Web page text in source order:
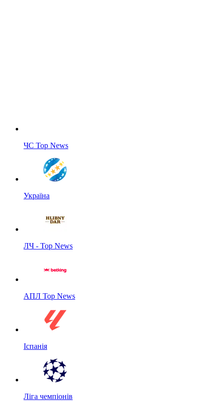
ЧС Top News
Україна
ЛЧ - Top News
АПЛ Top News
Іспанія
Ліга чемпіонів